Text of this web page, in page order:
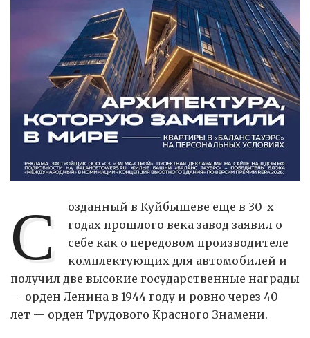
С
озданный в Куйбышеве еще в 30-х
годах прошлого века завод заявил о
себе как о передовом производителе
комплектующих для автомобилей и
получил две высокие государственные награды
— орден Ленина в 1944 году и ровно через 40
лет — орден Трудового Красного Знамени.